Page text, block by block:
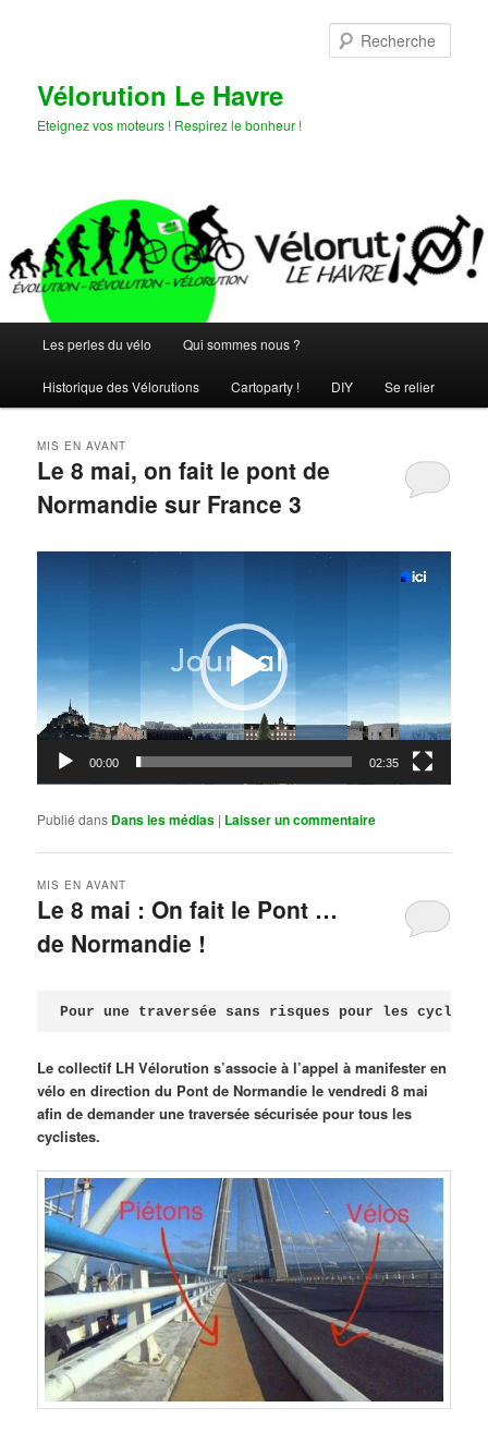
Vélorution Le Havre
Eteignez vos moteurs ! Respirez le bonheur !
principal
Les perles du vélo Qui sommes nous ?
Historique des Vélorutions Cartoparty ! DIY Se relier
Le 8 mai, on fait le pont de
Normandie sur France 3
MIS EN AVANT
00:00 02:35
Publié dans Dans les médias | Laisser un commentaire
Le 8 mai : On fait le Pont …
de Normandie !
MIS EN AVANT
Pour une traversée sans risques pour les
Le collectif LH Vélorution s’associe à l’appel à manifester en
vélo en direction du Pont de Normandie le vendredi 8 mai
afin de demander une traversée sécurisée pour tous les
cyclistes.